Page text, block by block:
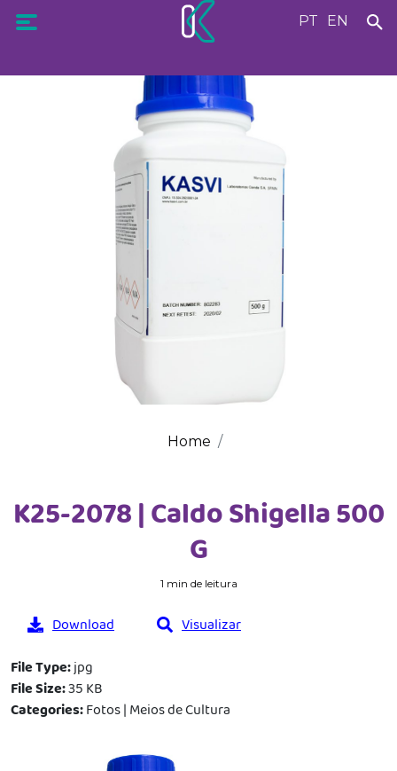
PT EN
Home
K25-2078 | Caldo Shigella 500
G
1 min de leitura
Download Visualizar
File Type:jpg
File Size:35 KB
Categories:Fotos | Meios de Cultura